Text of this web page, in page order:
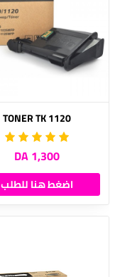
TONER TK 1120
1,300 DA
اضغط هنا للطلب